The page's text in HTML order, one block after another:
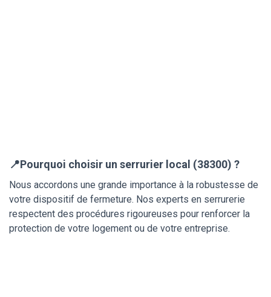
📍Pourquoi choisir un serrurier local (38300) ?
Nous accordons une grande importance à la robustesse de
votre dispositif de fermeture. Nos experts en serrurerie
respectent des procédures rigoureuses pour renforcer la
protection de votre logement ou de votre entreprise.